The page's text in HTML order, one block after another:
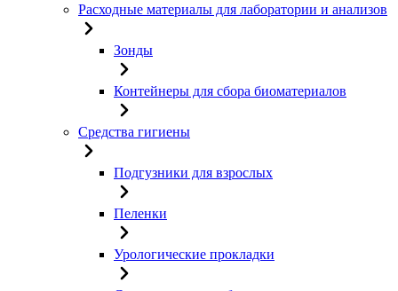
Расходные материалы для лаборатории и анализов
Зонды
Контейнеры для сбора биоматериалов
Средства гигиены
Подгузники для взрослых
Пеленки
Урологические прокладки